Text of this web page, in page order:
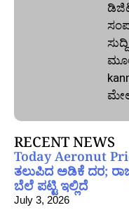
RECENT NEWS
Today Aeronut
ತಲುಪಿದ ಅಡಿಕೆ ದರ;
ಬೆಲೆ ಪಟ್ಟಿ ಇಲ್ಲಿದೆ
July 3, 2026